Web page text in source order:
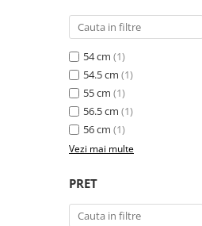
54 cm (1)
54.5 cm (1)
55 cm (1)
56.5 cm (1)
56 cm (1)
Vezi mai multe
PRET